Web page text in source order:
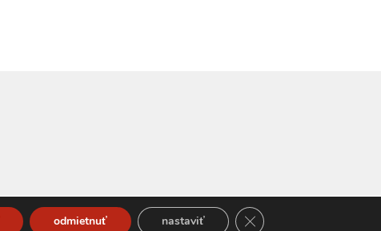
odmietnuť nastaviť Close GDPR Cookie